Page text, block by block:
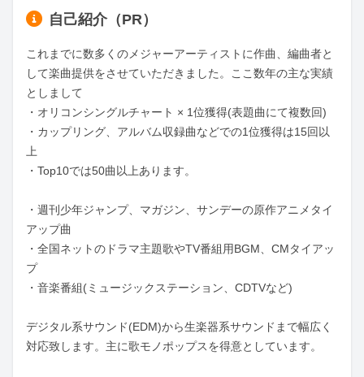
自己紹介（PR）
これまでに数多くのメジャーアーティストに作曲、編曲者と
して楽曲提供をさせていただきました。ここ数年の主な実績
としまして
・オリコンシングルチャート × 1位獲得(表題曲にて複数回)
・カップリング、アルバム収録曲などでの1位獲得は15回以
上
・Top10では50曲以上あります。
・週刊少年ジャンプ、マガジン、サンデーの原作アニメタイ
アップ曲
・全国ネットのドラマ主題歌やTV番組用BGM、CMタイアッ
プ
・音楽番組(ミュージックステーション、CDTVなど)
デジタル系サウンド(EDM)から生楽器系サウンドまで幅広く
対応致します。主に歌モノポップスを得意としています。